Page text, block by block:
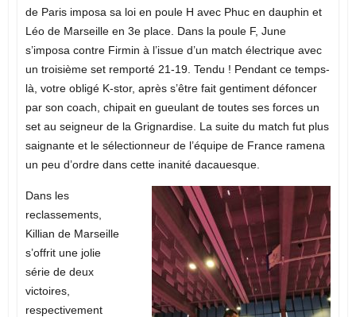
de Paris imposa sa loi en poule H avec Phuc en dauphin et
Léo de Marseille en 3e place. Dans la poule F, June
s’imposa contre Firmin à l’issue d’un match électrique avec
un troisième set remporté 21-19. Tendu ! Pendant ce temps-
là, votre obligé K-stor, après s’être fait gentiment défoncer
par son coach, chipait en gueulant de toutes ses forces un
set au seigneur de la Grignardise. La suite du match fut plus
saignante et le sélectionneur de l’équipe de France ramena
un peu d’ordre dans cette inanité dacauesque.
Dans les
reclassements,
Killian de Marseille
s’offrit une jolie
série de deux
victoires,
respectivement